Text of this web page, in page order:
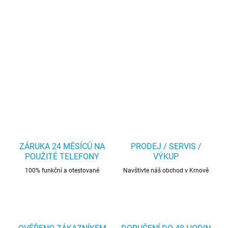
ZÁRUKA 24 MĚSÍCŮ NA
POUŽITÉ TELEFONY
100% funkční a otestované
PRODEJ / SERVIS /
VÝKUP
Navštivte náš obchod v Krnově